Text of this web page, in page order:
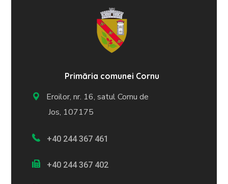
Primăria comunei Cornu
Eroilor, nr. 16, satul Cornu de
Jos, 107175
+40 244 367 461
+40 244 367 402